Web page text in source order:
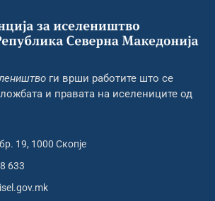
ги врши работите што се
и правата на иселениците од
19, 1000 Скопје
633